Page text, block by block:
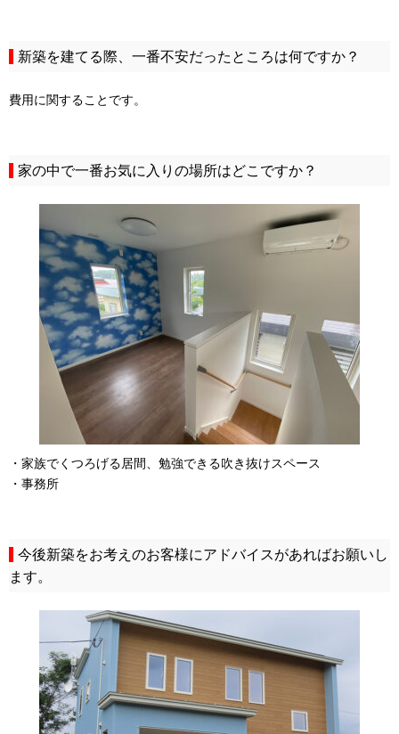
新築を建てる際、一番不安だったところは何ですか？
費用に関することです。
家の中で一番お気に入りの場所はどこですか？
・家族でくつろげる居間、勉強できる吹き抜けスペース
・事務所
今後新築をお考えのお客様にアドバイスがあればお願いし
ます。